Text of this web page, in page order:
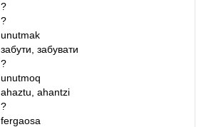
?
?
unutmak
забути, забувати
?
unutmoq
ahaztu, ahantzi
?
fergaosa